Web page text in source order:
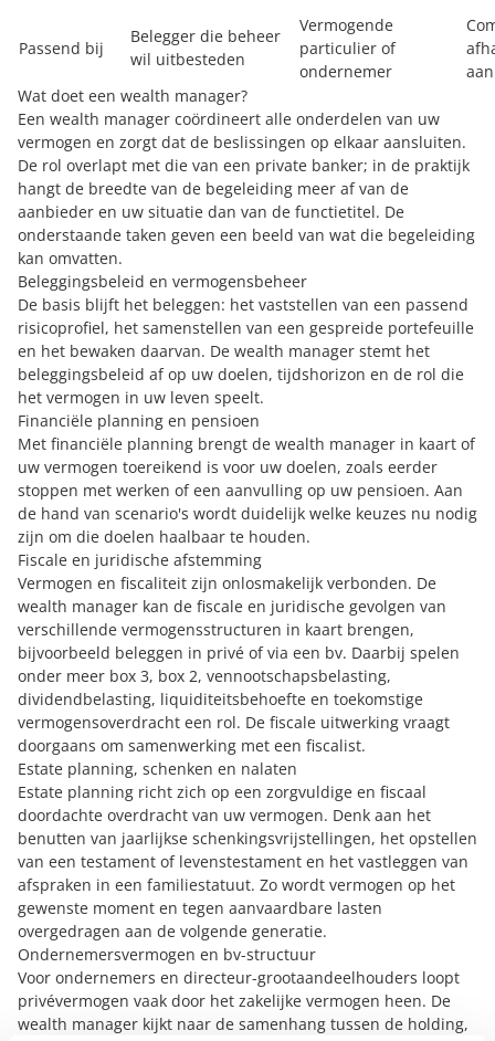
Passend bij
Belegger die beheer
wil uitbesteden
Vermogende
particulier of
ondernemer
Wat doet een wealth manager?
Een wealth manager coördineert alle onderdelen van uw
vermogen en zorgt dat de beslissingen op elkaar aansluiten.
De rol overlapt met die van een private banker; in de praktijk
hangt de breedte van de begeleiding meer af van de
aanbieder en uw situatie dan van de functietitel. De
onderstaande taken geven een beeld van wat die begeleiding
kan omvatten.
Beleggingsbeleid en vermogensbeheer
De basis blijft het beleggen: het vaststellen van een passend
risicoprofiel, het samenstellen van een gespreide portefeuille
en het bewaken daarvan. De wealth manager stemt het
beleggingsbeleid af op uw doelen, tijdshorizon en de rol die
het vermogen in uw leven speelt.
Financiële planning en pensioen
Met financiële planning brengt de wealth manager in kaart of
uw vermogen toereikend is voor uw doelen, zoals eerder
stoppen met werken of een aanvulling op uw pensioen. Aan
de hand van scenario's wordt duidelijk welke keuzes nu nodig
zijn om die doelen haalbaar te houden.
Fiscale en juridische afstemming
Vermogen en fiscaliteit zijn onlosmakelijk verbonden. De
wealth manager kan de fiscale en juridische gevolgen van
verschillende vermogensstructuren in kaart brengen,
bijvoorbeeld beleggen in privé of via een bv. Daarbij spelen
onder meer box 3, box 2, vennootschapsbelasting,
dividendbelasting, liquiditeitsbehoefte en toekomstige
vermogensoverdracht een rol. De fiscale uitwerking vraagt
doorgaans om samenwerking met een fiscalist.
Estate planning, schenken en nalaten
Estate planning richt zich op een zorgvuldige en fiscaal
doordachte overdracht van uw vermogen. Denk aan het
benutten van jaarlijkse schenkingsvrijstellingen, het opstellen
van een testament of levenstestament en het vastleggen van
afspraken in een familiestatuut. Zo wordt vermogen op het
gewenste moment en tegen aanvaardbare lasten
overgedragen aan de volgende generatie.
Ondernemersvermogen en bv-structuur
Voor ondernemers en directeur-grootaandeelhouders loopt
privévermogen vaak door het zakelijke vermogen heen. De
wealth manager kijkt naar de samenhang tussen de holding,